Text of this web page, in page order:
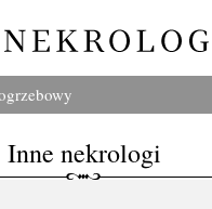
Inne nekrologi